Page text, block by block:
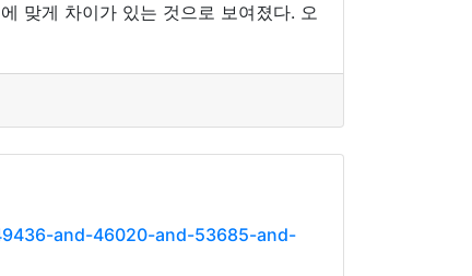
맞게 차이가 있는 것으로 보여졌다. 오
and-46020-and-53685-and-